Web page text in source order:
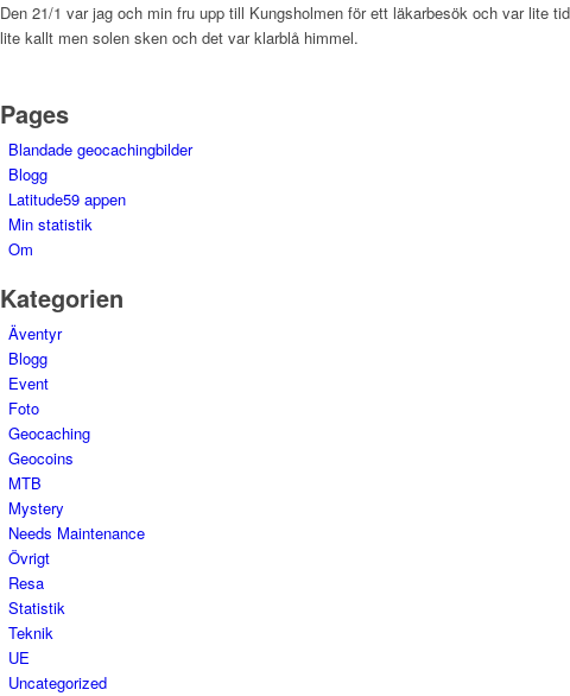
Den 21/1 var jag och min fru upp till Kungsholmen för ett läkarbesök och var lite
lite kallt men solen sken och det var klarblå himmel.
Pages
Blandade geocachingbilder
Blogg
Latitude59 appen
Min statistik
Om
Kategorien
Äventyr
Blogg
Event
Foto
Geocaching
Geocoins
MTB
Mystery
Needs Maintenance
Övrigt
Resa
Statistik
Teknik
UE
Uncategorized